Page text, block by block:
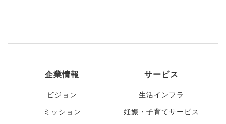
企業情報
ビジョン
ミッション
サービス
生活インフラ
妊娠・子育てサービス